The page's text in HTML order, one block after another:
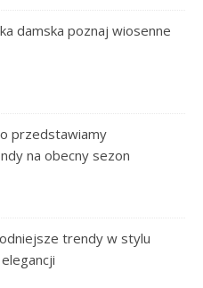
damska poznaj wiosenne
przedstawiamy
na obecny sezon
trendy w stylu